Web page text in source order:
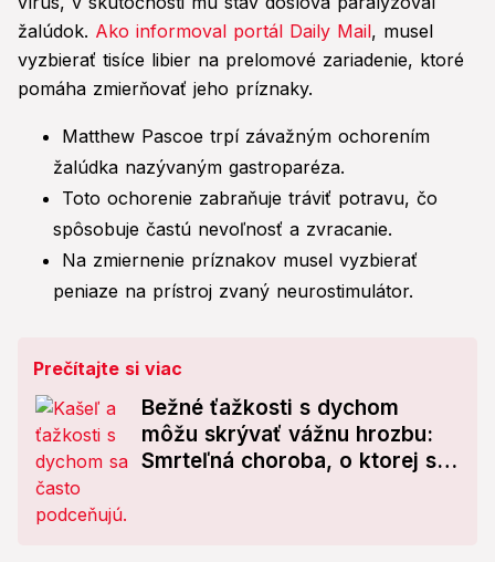
žalúdok. Ako informoval portál Daily Mail, musel
vyzbierať tisíce libier na prelomové zariadenie, ktoré
pomáha zmierňovať jeho príznaky.
Matthew Pascoe trpí závažným ochorením
žalúdka nazývaným gastroparéza.
Toto ochorenie zabraňuje tráviť potravu, čo
spôsobuje častú nevoľnosť a zvracanie.
Na zmiernenie príznakov musel vyzbierať
peniaze na prístroj zvaný neurostimulátor.
Prečítajte si viac
Bežné ťažkosti s dychom
môžu skrývať vážnu hrozbu:
Smrteľná choroba, o ktorej ste